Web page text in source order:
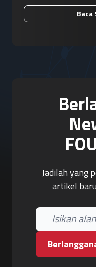
Baca
Jadilah yang
artikel